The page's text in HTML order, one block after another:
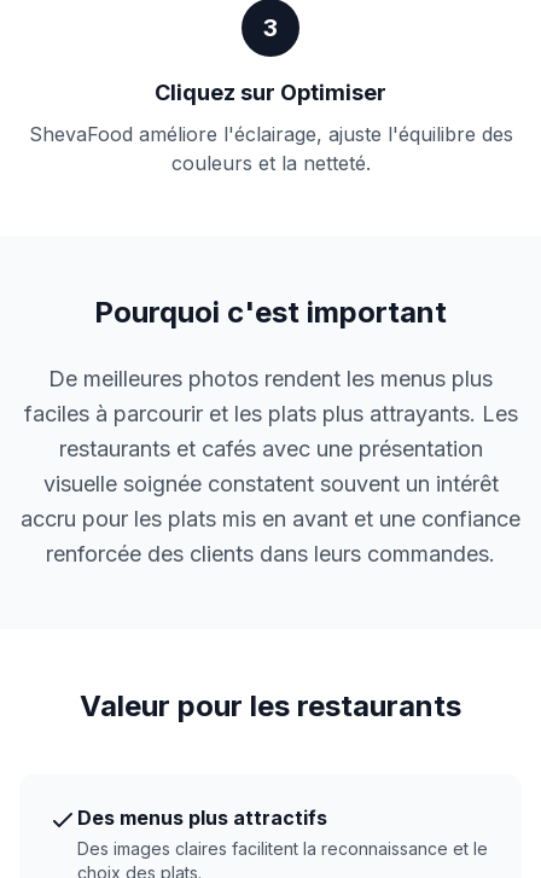
3
Cliquez sur Optimiser
ShevaFood améliore l'éclairage, ajuste l'équilibre des
couleurs et la netteté.
Pourquoi c'est important
De meilleures photos rendent les menus plus
faciles à parcourir et les plats plus attrayants. Les
restaurants et cafés avec une présentation
visuelle soignée constatent souvent un intérêt
accru pour les plats mis en avant et une confiance
renforcée des clients dans leurs commandes.
Valeur pour les restaurants
Des menus plus attractifs
Des images claires facilitent la reconnaissance et le
choix des plats.